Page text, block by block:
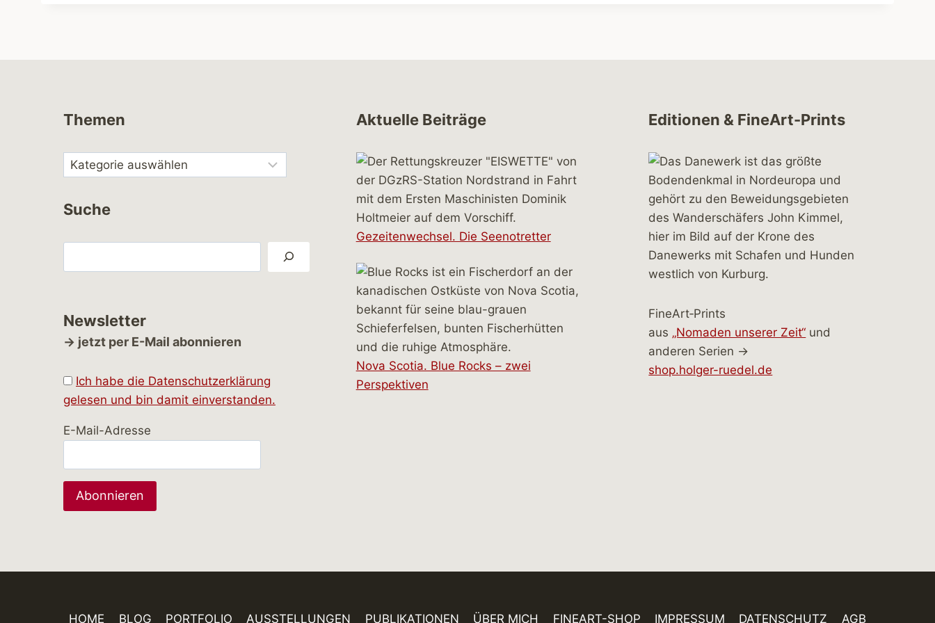
Themen
Suche
Newsletter
→ jetzt per E-Mail abonnieren
Ich habe die Datenschutzerklärung
gelesen und bin damit einverstanden.
E-Mail-Adresse
Aktuelle Beiträge
Gezeitenwechsel. Die Seenotretter
Nova Scotia. Blue Rocks – zwei
Perspektiven
Editionen & FineArt-Prints
FineArt‑Prints
aus „Nomaden unserer Zeit“ und
anderen Serien →
shop.holger-ruedel.de
HOME BLOG PORTFOLIO AUSSTELLUNGEN PUBLIKATIONEN ÜBER MICH FINEART-SHOP IMPRESSUM DATENSCHUTZ AGB